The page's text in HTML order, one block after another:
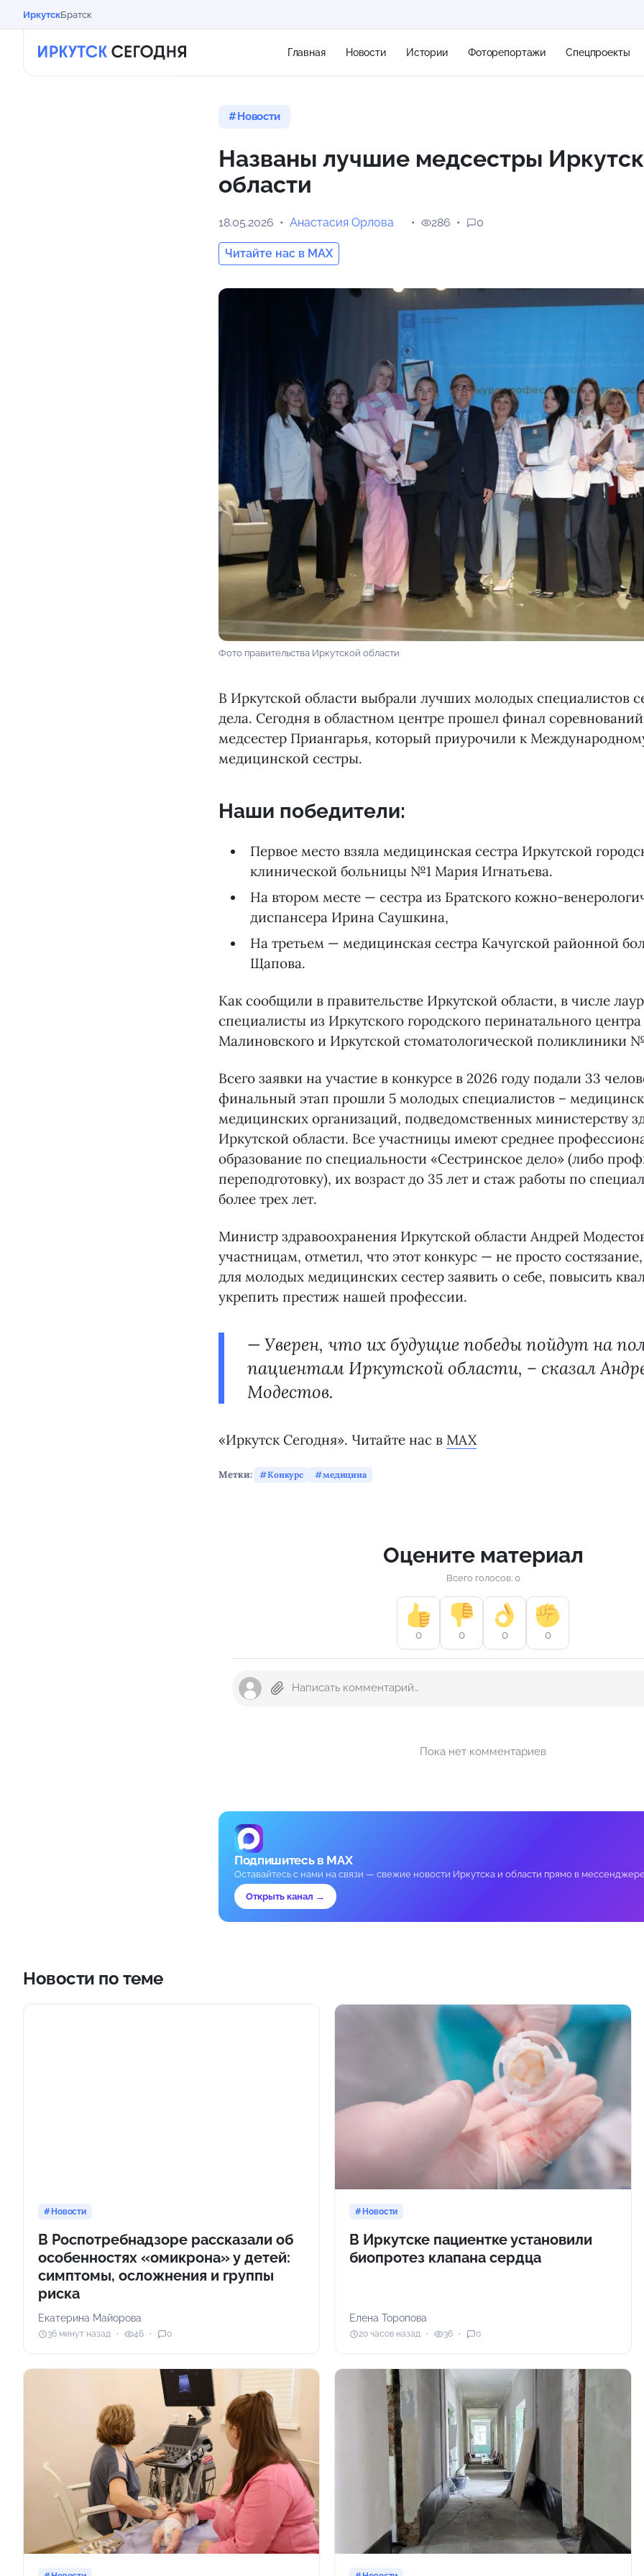
ИркутскБратск
Главная Новости Истории Фоторепортажи Спецпроекты
Новости
Названы лучшие медсестры
области
18.05.2026 Анастасия Орлова
Читайте нас в MAX
286 0
Фото правительства Иркутской области
В Иркутской области выбрали лучших молодых специалистов
дела. Сегодня в областном центре прошел финал
медсестер Приангарья, который приурочили к
медицинской сестры.
Наши победители:
Первое место взяла медицинская сестра Иркутской
клинической больницы №1 Мария Игнатьева.
На втором месте — сестра из Братского кожно-
диспансера Ирина Саушкина,
На третьем — медицинская сестра Качугской районной
Щапова.
Как сообщили в правительстве Иркутской области, в числе
специалисты из Иркутского городского перинатального
Малиновского и Иркутской стоматологической поликлиники
Всего заявки на участие в конкурсе в 2026 году подали 33
финальный этап прошли 5 молодых специалистов –
медицинских организаций, подведомственных министерству
Иркутской области. Все участницы имеют среднее
образование по специальности «Сестринское дело» (либо
переподготовку), их возраст до 35 лет и стаж работы по
более трех лет.
Министр здравоохранения Иркутской области Андрей
участницам, отметил, что этот конкурс — не просто
для молодых медицинских сестер заявить о себе, повысить
укрепить престиж нашей профессии.
— Уверен, что их будущие победы пойдут на
пациентам Иркутской области, – сказал
Модестов.
«Иркутск Сегодня». Читайте нас в MAX
Метки: Конкурс медицина
Оцените материал
Всего голосов: 0
0 0 0 0
Пока нет комментариев
Подпишитесь в MAX
Оставайтесь с нами на связи — свежие новости Иркутска и области прямо в
Открыть канал →
Новости по теме
Новости
В Роспотребнадзоре рассказали об
особенностях «омикрона» у детей:
симптомы, осложнения и группы
риска
Екатерина Майорова
36 минут назад 46 0
Новости
В Иркутске пациентке установили
биопротез клапана сердца
Елена Торопова
20 часов назад 36 0